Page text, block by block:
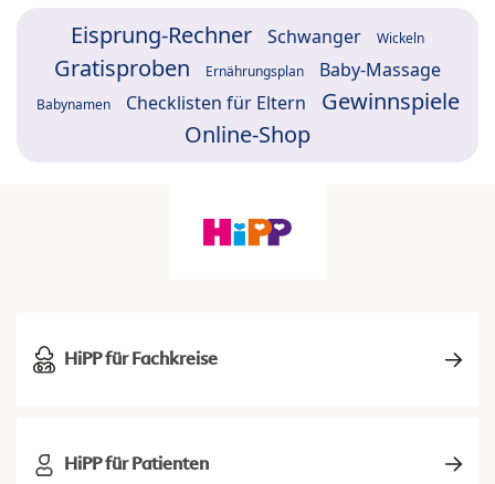
Eisprung-Rechner Schwanger Wickeln
Gratisproben Ernährungsplan Baby-Massage
Babynamen Checklisten für Eltern
Gewinnspiele
Online-Shop
HiPP für Fachkreise
HiPP für Patienten